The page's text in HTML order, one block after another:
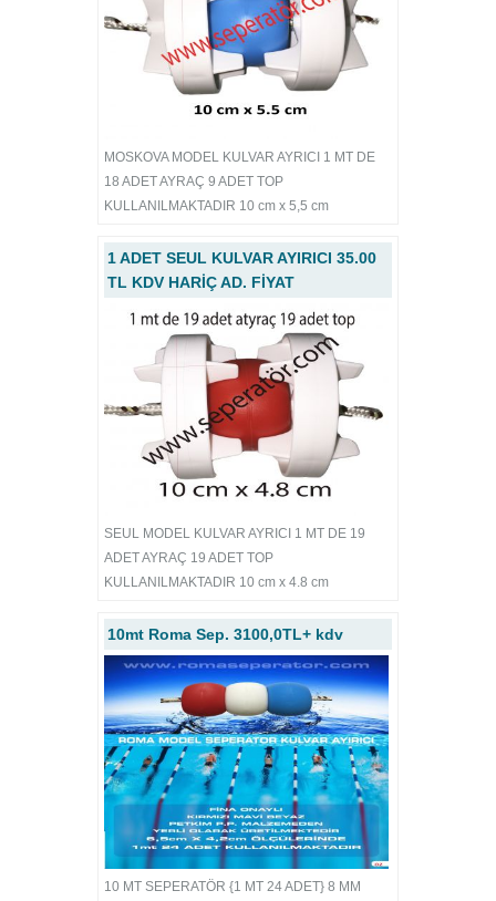
MOSKOVA MODEL KULVAR AYRICI 1 MT DE
18 ADET AYRAÇ 9 ADET TOP
KULLANILMAKTADIR 10 cm x 5,5 cm
1 ADET SEUL KULVAR AYIRICI 35.00
TL KDV HARİÇ AD. FİYAT
SEUL MODEL KULVAR AYRICI 1 MT DE 19
ADET AYRAÇ 19 ADET TOP
KULLANILMAKTADIR 10 cm x 4.8 cm
10mt Roma Sep. 3100,0TL+ kdv
10 MT SEPERATÖR {1 MT 24 ADET} 8 MM